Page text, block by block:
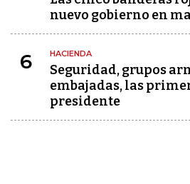
nuevo gobierno en
6 HACIENDA
Seguridad, grupos
embajadas, las
presidente